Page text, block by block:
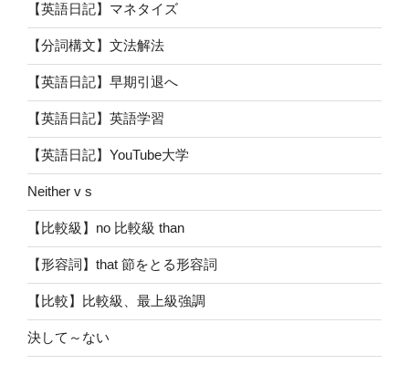
【英語日記】マネタイズ
【分詞構文】文法解法
【英語日記】早期引退へ
【英語日記】英語学習
【英語日記】YouTube大学
Neither v s
【比較級】no 比較級 than
【形容詞】that 節をとる形容詞
【比較】比較級、最上級強調
決して～ない